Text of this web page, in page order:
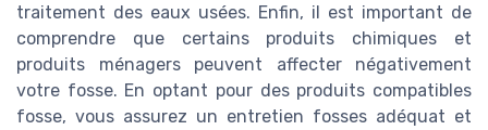
traitement des eaux usées. Enfin, il est important de
comprendre que certains produits chimiques et
produits ménagers peuvent affecter négativement
votre fosse. En optant pour des produits compatibles
fosse, vous assurez un entretien fosses adéquat et